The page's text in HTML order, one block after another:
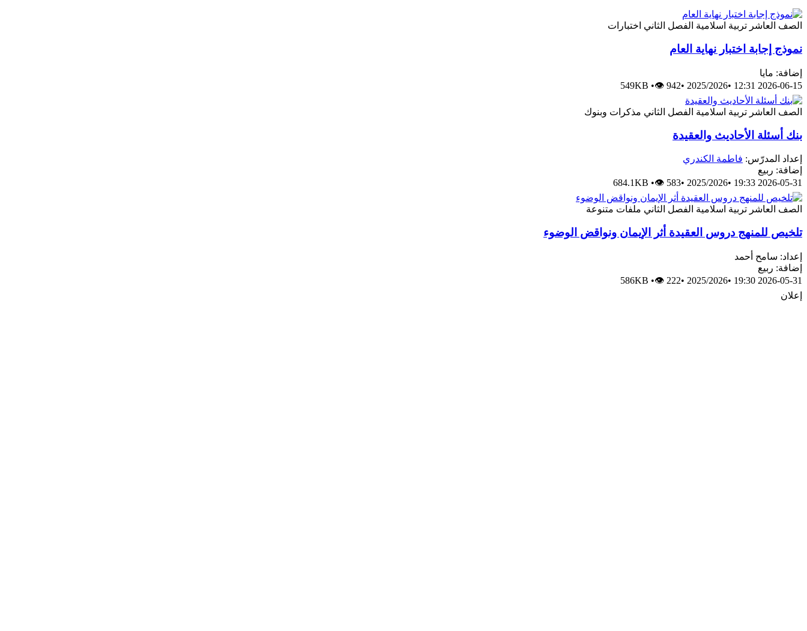
الصف العاشر تربية اسلامية الفصل الثاني اختبارات
نموذج إجابة اختبار نهاية العام
إضافة: مايا
2026-06-15 12:31
•
2025/2026
•
549KB •👁 942
الصف العاشر تربية اسلامية الفصل الثاني مذكرات وبنوك
بنك أسئلة الأحاديث والعقيدة
إعداد المدرّس: فاطمة الكندري
إضافة: ربيع
2026-05-31 19:33
•
2025/2026
•
684.1KB •👁 583
الصف العاشر تربية اسلامية الفصل الثاني ملفات متنوعة
تلخيص للمنهج دروس العقيدة أثر الإيمان ونواقض الوضوء
إعداد: سامح أحمد
إضافة: ربيع
2026-05-31 19:30
•
2025/2026
•
586KB •👁 222
إعلان